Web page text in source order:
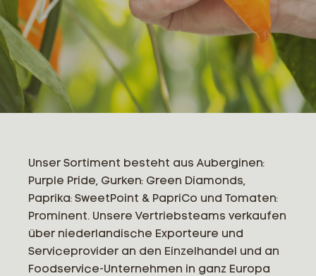
Unser Sortiment besteht aus Auberginen:
Purple Pride, Gurken: Green Diamonds,
Paprika: SweetPoint & PapriCo und Tomaten:
Prominent. Unsere Vertriebsteams verkaufen
über niederlandische Exporteure und
Serviceprovider an den Einzelhandel und an
Foodservice-Unternehmen in ganz Europa